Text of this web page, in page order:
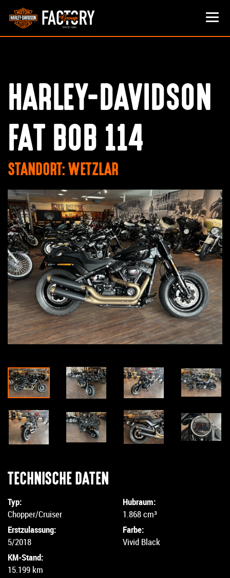
HARLEY-DAVIDSON
FAT BOB 114
STANDORT: WETZLAR
TECHNISCHE DATEN
Typ:
Chopper/Cruiser
Erstzulassung:
5/2018
KM-Stand:
15.199 km
Hubraum:
1.868 cm³
Farbe:
Vivid Black